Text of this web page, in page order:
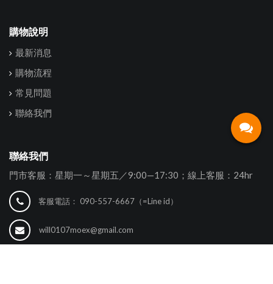
購物說明
最新消息
購物流程
常見問題
聯絡我們
聯絡我們
門市客服：星期一～星期五／9:00—17:30；線上客服：24hr
客服電話： 090-557-6667（=Line id）
will0107moex@gmail.com